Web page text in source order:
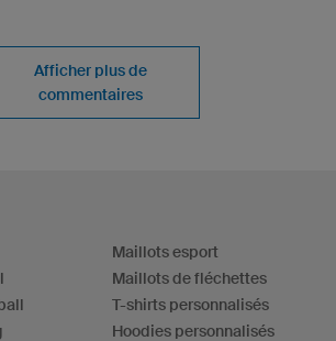
Afficher plus de
commentaires
Maillots esport
Maillots de fléchettes
T-shirts personnalisés
Hoodies personnalisés